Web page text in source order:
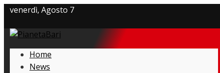
venerdì, Agosto 7
Privacy policy
Cookie Policy
Home
News